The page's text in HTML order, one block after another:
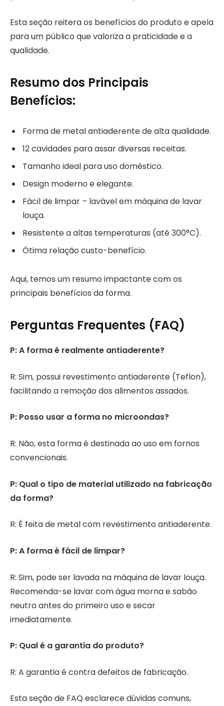
Esta seção reitera os benefícios do produto e apela
para um público que valoriza a praticidade e a
qualidade.
Resumo dos Principais
Benefícios:
Forma de metal antiaderente de alta qualidade.
12 cavidades para assar diversas receitas.
Tamanho ideal para uso doméstico.
Design moderno e elegante.
Fácil de limpar – lavável em máquina de lavar
louça.
Resistente a altas temperaturas (até 300°C).
Ótima relação custo-benefício.
Aqui, temos um resumo impactante com os
principais benefícios da forma.
Perguntas Frequentes (FAQ)
P: A forma é realmente antiaderente?
R: Sim, possui revestimento antiaderente (Teflon),
facilitando a remoção dos alimentos assados.
P: Posso usar a forma no microondas?
R: Não, esta forma é destinada ao uso em fornos
convencionais.
P: Qual o tipo de material utilizado na fabricação
da forma?
R: É feita de metal com revestimento antiaderente.
P: A forma é fácil de limpar?
R: Sim, pode ser lavada na máquina de lavar louça.
Recomenda-se lavar com água morna e sabão
neutro antes do primeiro uso e secar
imediatamente.
P: Qual é a garantia do produto?
R: A garantia é contra defeitos de fabricação.
Esta seção de FAQ esclarece dúvidas comuns,